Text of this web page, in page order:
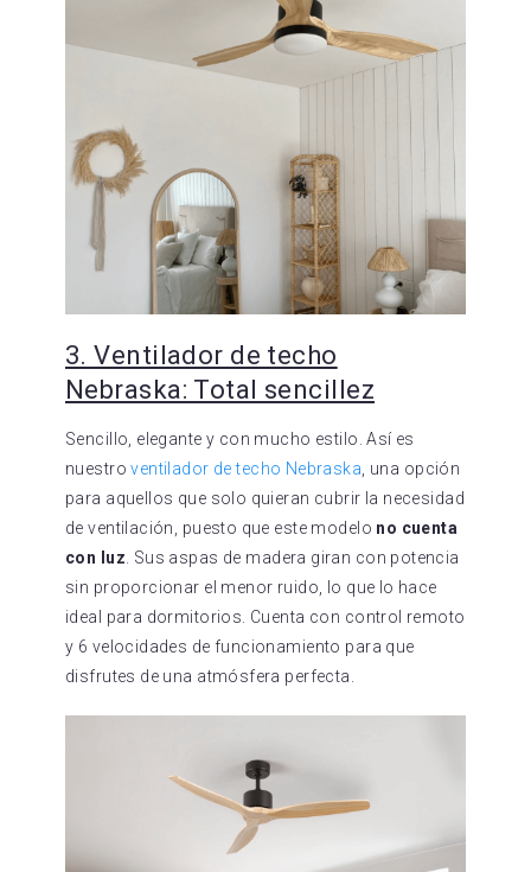
3. Ventilador de techo
Nebraska: Total sencillez
Sencillo, elegante y con mucho estilo. Así es
nuestroventilador de techo Nebraska , una opción
para aquellos que solo quieran cubrir la necesidad
de ventilación, puesto que este modelo no cuenta
con luz . Sus aspas de madera giran con potencia
sin proporcionar el menor ruido, lo que lo hace
ideal para dormitorios. Cuenta con control remoto
y 6 velocidades de funcionamiento para que
disfrutes de una atmósfera perfecta.